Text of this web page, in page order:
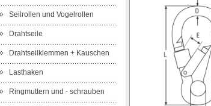
Seilrollen und Vogelrollen
Drahtseile
Drahtseilklemmen + Kauschen
Lasthaken
Ringmuttern und - schrauben